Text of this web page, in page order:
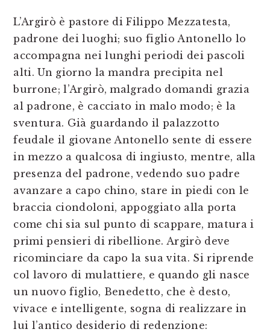
L’Argirò è pastore di Filippo Mezzatesta,
padrone dei luoghi; suo figlio Antonello lo
accompagna nei lunghi periodi dei pascoli
alti. Un giorno la mandra precipita nel
burrone; l’Argirò, malgrado domandi grazia
al padrone, è cacciato in malo modo; è la
sventura. Già guardando il palazzotto
feudale il giovane Antonello sente di essere
in mezzo a qualcosa di ingiusto, mentre, alla
presenza del padrone, vedendo suo padre
avanzare a capo chino, stare in piedi con le
braccia ciondoloni, appoggiato alla porta
come chi sia sul punto di scappare, matura i
primi pensieri di ribellione. Argirò deve
ricominciare da capo la sua vita. Si riprende
col lavoro di mulattiere, e quando gli nasce
un nuovo figlio, Benedetto, che è desto,
vivace e intelligente, sogna di realizzare in
lui l’antico desiderio di redenzione: